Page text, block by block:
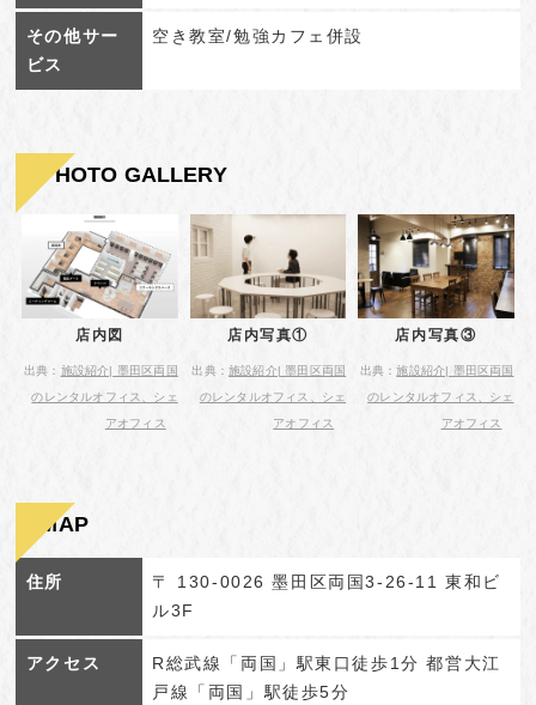
その他サー
ビス
空き教室/勉強カフェ併設
PHOTO GALLERY
店内図
出典： 施設紹介| 墨田区両国
のレンタルオフィス、シェ
アオフィス
店内写真①
出典： 施設紹介| 墨田区両国
のレンタルオフィス、シェ
アオフィス
店内写真③
出典：施設紹介| 墨田区両国
のレンタルオフィス、シェ
アオフィス
MAP
住所
〒 130-0026 墨田区両国3-26-11 東和ビ
ル3F
アクセス
R総武線「両国」駅東口徒歩1分 都営大江
戸線「両国」駅徒歩5分